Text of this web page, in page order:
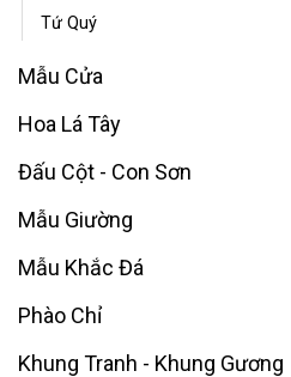
Tứ Quý
Mẫu Cửa
Hoa Lá Tây
Đấu Cột - Con Sơn
Mẫu Giường
Mẫu Khắc Đá
Phào Chỉ
Khung Tranh - Khung Gương